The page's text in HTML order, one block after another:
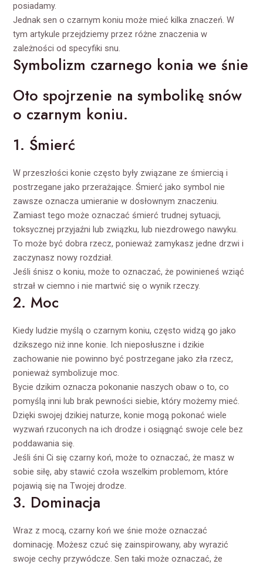
posiadamy.
Jednak sen o czarnym koniu może mieć kilka znaczeń. W
tym artykule przejdziemy przez różne znaczenia w
zależności od specyfiki snu.
Symbolizm czarnego konia we śnie
Oto spojrzenie na symbolikę snów
o czarnym koniu.
1. Śmierć
W przeszłości konie często były związane ze śmiercią i
postrzegane jako przerażające. Śmierć jako symbol nie
zawsze oznacza umieranie w dosłownym znaczeniu.
Zamiast tego może oznaczać śmierć trudnej sytuacji,
toksycznej przyjaźni lub związku, lub niezdrowego nawyku.
To może być dobra rzecz, ponieważ zamykasz jedne drzwi i
zaczynasz nowy rozdział.
Jeśli śnisz o koniu, może to oznaczać, że powinieneś wziąć
strzał w ciemno i nie martwić się o wynik rzeczy.
2. Moc
Kiedy ludzie myślą o czarnym koniu, często widzą go jako
dzikszego niż inne konie. Ich nieposłuszne i dzikie
zachowanie nie powinno być postrzegane jako zła rzecz,
ponieważ symbolizuje moc.
Bycie dzikim oznacza pokonanie naszych obaw o to, co
pomyślą inni lub brak pewności siebie, który możemy mieć.
Dzięki swojej dzikiej naturze, konie mogą pokonać wiele
wyzwań rzuconych na ich drodze i osiągnąć swoje cele bez
poddawania się.
Jeśli śni Ci się czarny koń, może to oznaczać, że masz w
sobie siłę, aby stawić czoła wszelkim problemom, które
pojawią się na Twojej drodze.
3. Dominacja
Wraz z mocą, czarny koń we śnie może oznaczać
dominację. Możesz czuć się zainspirowany, aby wyrazić
swoje cechy przywódcze. Sen taki może oznaczać, że